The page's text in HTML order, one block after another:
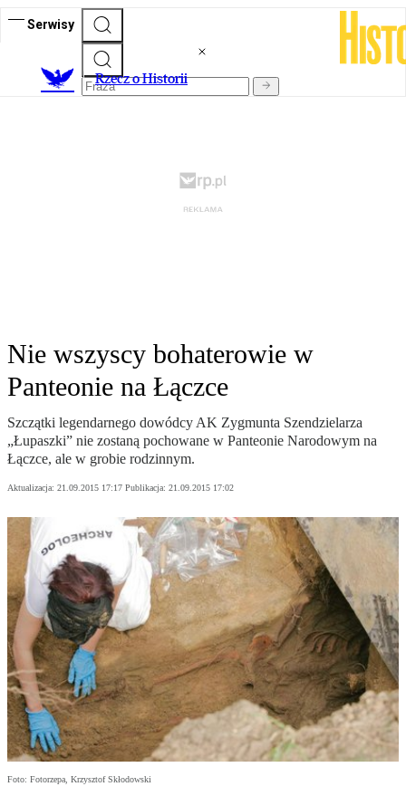
Serwisy
Rzecz o Historii
Nie wszyscy bohaterowie w
Panteonie na Łączce
Szczątki legendarnego dowódcy AK Zygmunta Szendzielarza
„Łupaszki” nie zostaną pochowane w Panteonie Narodowym na
Łączce, ale w grobie rodzinnym.
Aktualizacja: 21.09.2015 17:17 Publikacja: 21.09.2015 17:02
Foto: Fotorzepa, Krzysztof Skłodowski